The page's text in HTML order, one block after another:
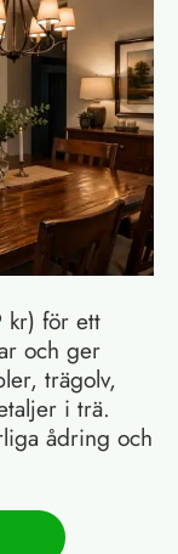
kr) för ett
och ger
trägolv,
i trä.
ådring och